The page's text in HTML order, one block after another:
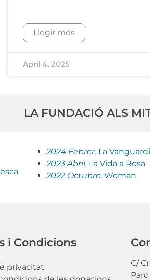
Llegir més
April 4, 2025
LA FUNDACIÓ ALS
2024 Febrer. La
2023 Abril. La Vida a Rosa
2022 Octubre. Woman
i Condicions
privacitat
C/
Parc